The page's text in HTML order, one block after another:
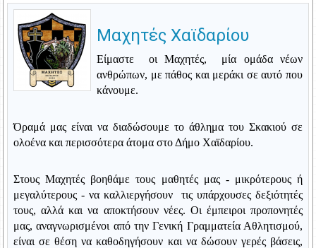
Μαχητές Χαϊδαρίου
Είμαστε οι Μαχητές, μία ομάδα νέων
ανθρώπων, με πάθος και μεράκι σε αυτό που
κάνουμε.
Όραμά μας είναι να διαδώσουμε το άθλημα του Σκακιού σε
ολοένα και περισσότερα άτομα στο Δήμο Χαϊδαρίου.
Στους Μαχητές βοηθάμε τους μαθητές μας - μικρότερους ή
μεγαλύτερους - να καλλιεργήσουν τις υπάρχουσες δεξιότητές
τους, αλλά και να αποκτήσουν νέες. Οι έμπειροι προπονητές
μας, αναγνωρισμένοι από την Γενική Γραμματεία Αθλητισμού,
είναι σε θέση να καθοδηγήσουν και να δώσουν γερές βάσεις,